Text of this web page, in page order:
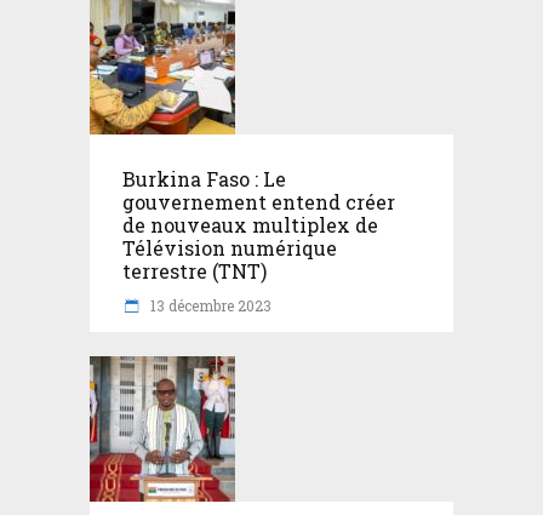
Burkina Faso : Le
gouvernement entend créer
de nouveaux multiplex de
Télévision numérique
terrestre (TNT)
13 décembre 2023